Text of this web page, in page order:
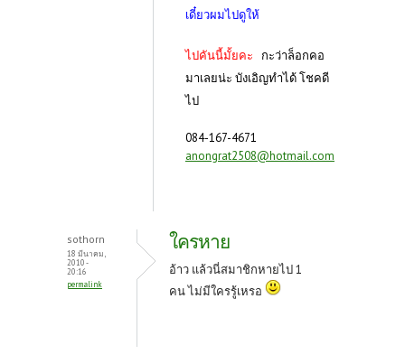
เดี๋ยวผมไปดูให้
ไปคันนี้มั้ยคะ กะว่าล็อกคอ
มาเลยน่ะ บังเอิญทำได้ โชคดี
ไป
084-167-4671
anongrat2508@hotmail.com
sothorn
18 มีนาคม,
2010 -
20:16
permalink
ใครหาย
อ้าว แล้วนี่สมาชิกหายไป 1
คน ไม่มีใครรู้เหรอ